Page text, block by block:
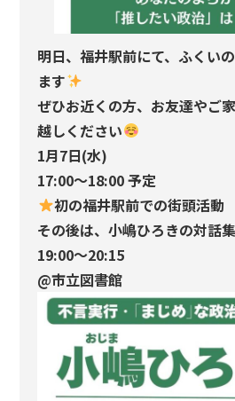
明日、福井駅前にて、ふくい
ます
ぜひお近くの方、お友達やご
越しください
1月7日(水)
17:00〜18:00 予定
初の福井駅前での街頭活動
その後は、小嶋ひろきの対話
19:00〜20:15
@市立図書館